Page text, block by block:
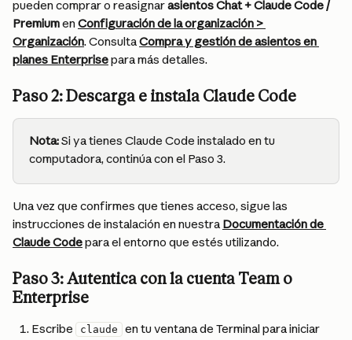
pueden comprar o reasignar asientos Chat + Claude Code /
Premium en Configuración de la organización >
Organización. Consulta Compra y gestión de asientos en
planes Enterprise para más detalles.
Paso 2: Descarga e instala Claude Code
Nota: Si ya tienes Claude Code instalado en tu
computadora, continúa con el Paso 3.
Una vez que confirmes que tienes acceso, sigue las
instrucciones de instalación en nuestra Documentación de
Claude Code para el entorno que estés utilizando.
Paso 3: Autentica con la cuenta Team o
Enterprise
Escribe claude
en tu ventana de Terminal para iniciar